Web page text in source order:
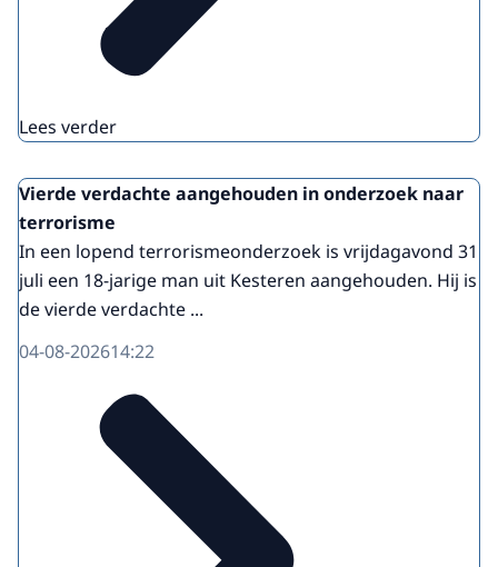
Lees verder
Vierde verdachte aangehouden in onderzoek naar
terrorisme
In een lopend terrorismeonderzoek is vrijdagavond 31
juli een 18-jarige man uit Kesteren aangehouden. Hij is
de vierde verdachte ...
04-08-202614:22